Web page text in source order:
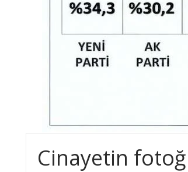
Cinayetin